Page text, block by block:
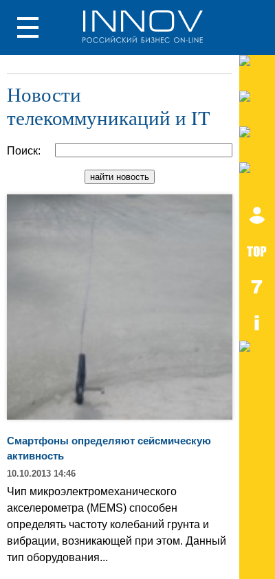
Новости
телекоммуникаций и IT
Поиск:
Смартфоны определяют сейсмическую
активность
10.10.2013 14:46
Чип микроэлектромеханического
акселерометра (MEMS) способен
определять частоту колебаний грунта и
вибрации, возникающей при этом. Данный
тип оборудования...